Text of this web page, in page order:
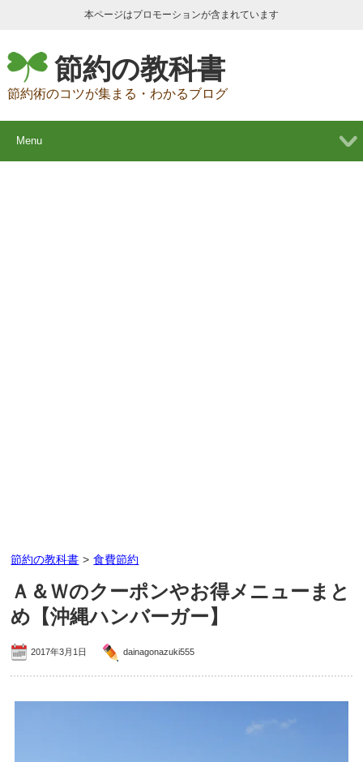
本ページはプロモーションが含まれています
節約の教科書
節約術のコツが集まる・わかるブログ
Menu
節約の教科書 > 食費節約
Ａ＆Ｗのクーポンやお得メニューまと
め【沖縄ハンバーガー】
2017年3月1日 dainagonazuki555